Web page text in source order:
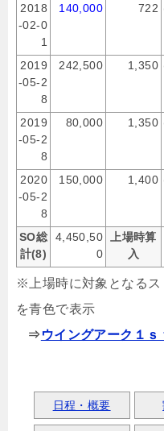
2018
-02-0
1
140,000 722
2019
-05-2
8
242,500 1,350
2019
-05-2
8
80,000 1,350
2020
-05-2
8
150,000 1,400
SO総
計(8)
4,450,50
0
上場時算
入
※上場時に対象となるス
を青色で表示
⇒ ウイングアーク１
日程・概要